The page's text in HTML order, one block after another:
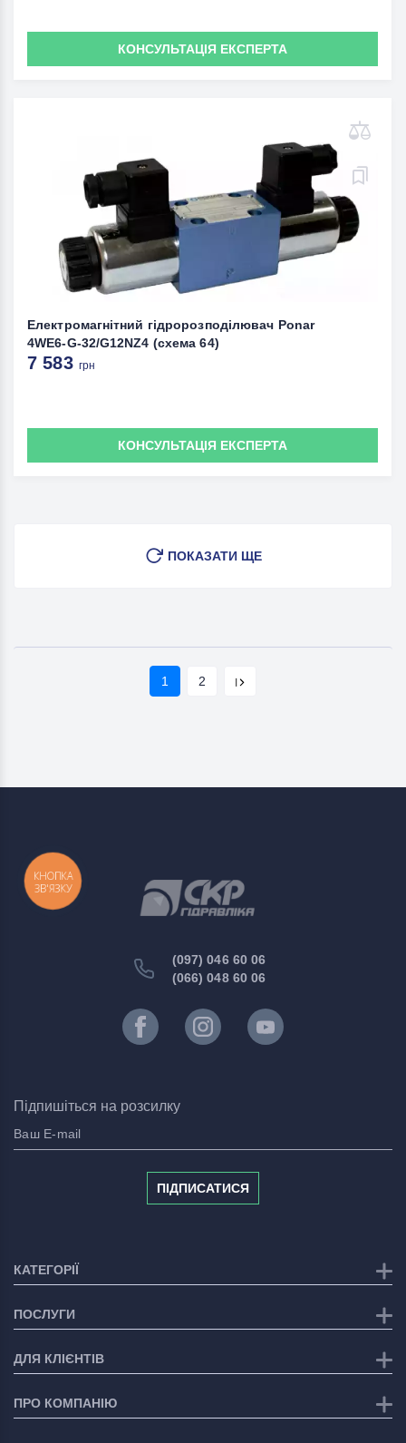
КОНСУЛЬТАЦІЯ ЕКСПЕРТА
Електромагнітний гідророзподілювач Ponar
4WE6-G-32/G12NZ4 (схема 64)
7 583 грн
КОНСУЛЬТАЦІЯ ЕКСПЕРТА
ПОКАЗАТИ ЩЕ
1 2
(097) 046 60 06
(066) 048 60 06
Підпишіться на розсилку
ПІДПИСАТИСЯ
КАТЕГОРІЇ
ПОСЛУГИ
ДЛЯ КЛІЄНТІВ
ПРО КОМПАНІЮ
КНОПКА
ЗВ'ЯЗКУ